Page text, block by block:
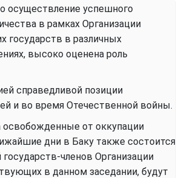
осуществление успешного
в рамках Организации
государств в различных
высоко оценена роль
справедливой позиции
и во время Отечественной войны.
от оккупации
дни в Баку также состоится
членов Организации
в данном заседании, будут